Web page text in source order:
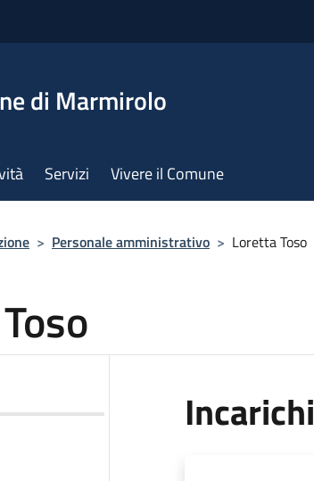
di Marmirolo
Servizi Vivere il Comune
> Personale amministrativo > Loretta Toso
Incarichi